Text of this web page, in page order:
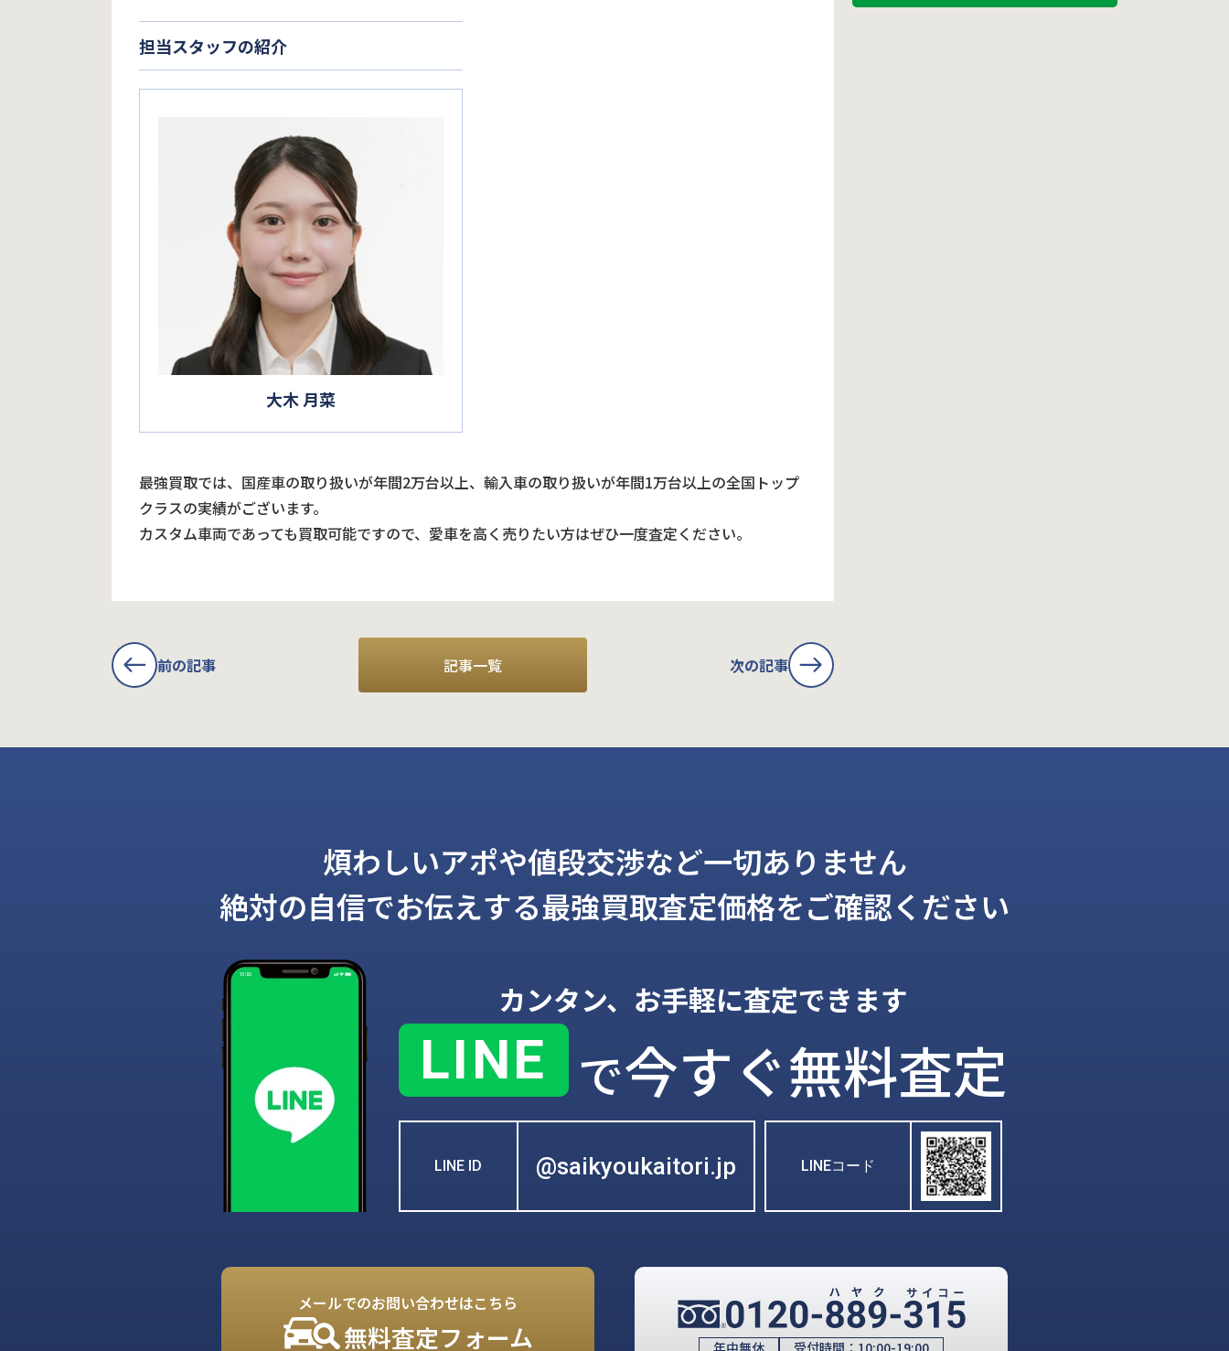
担当スタッフの紹介
大木 月菜
最強買取では、国産車の取り扱いが年間2万台以上、輸入車の取り扱いが年間1万台以上の全国トップ
クラスの実績がございます。
カスタム車両であっても買取可能ですので、愛車を高く売りたい方はぜひ一度査定ください。
前の記事 記事一覧 次の記事
煩わしいアポや値段交渉など一切ありません
絶対の自信でお伝えする最強買取査定価格をご確認ください
カンタン、お手軽に査定できます
LINE で今すぐ無料査定
LINE ID @saikyoukaitori.jp LINEコード
メールでのお問い合わせはこちら
無料査定フォーム 年中無休 受付時間： 10:00-19:00